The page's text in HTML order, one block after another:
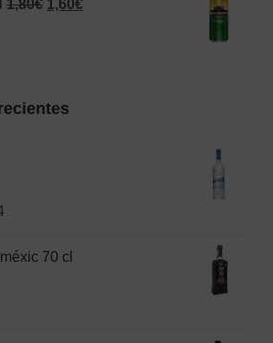
1,80€
1,80€.
1,60€
70 cl